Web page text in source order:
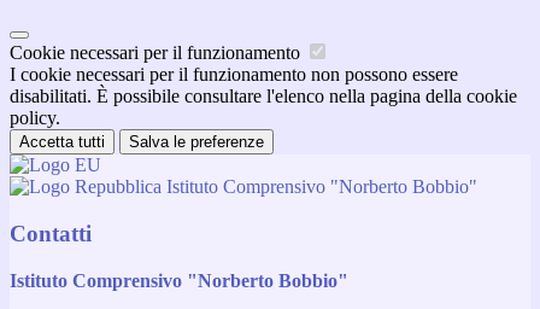
Cookie necessari per il funzionamento
I cookie necessari per il funzionamento non possono essere
disabilitati. È possibile consultare l'elenco nella pagina della cookie
policy.
Accetta tutti Salva le preferenze
Istituto Comprensivo "Norberto Bobbio"
Contatti
Istituto Comprensivo "Norberto Bobbio"